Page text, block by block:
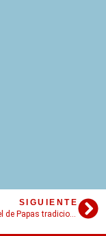
SIGUIENTE
Receta Pastel de Papas tradicional